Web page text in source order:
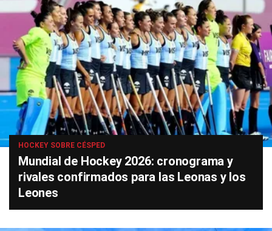
HOCKEY SOBRE CÉSPED
Mundial de Hockey 2026: cronograma y
rivales confirmados para las Leonas y los
Leones